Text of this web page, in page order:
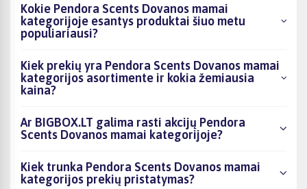
Kokie Pendora Scents Dovanos mamai
kategorijoje esantys produktai šiuo metu
populiariausi?
Kiek prekių yra Pendora Scents Dovanos mamai
kategorijos asortimente ir kokia žemiausia
kaina?
Ar BIGBOX.LT galima rasti akcijų Pendora
Scents Dovanos mamai kategorijoje?
Kiek trunka Pendora Scents Dovanos mamai
kategorijos prekių pristatymas?